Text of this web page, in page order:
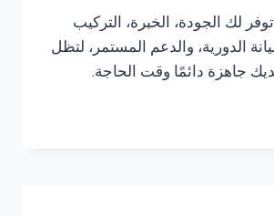
توفر لك الجودة، الخبرة، التركيب
الدورية، والدعم المستمر، لتظل
جاهزة دائمًا وقت الحاجة.